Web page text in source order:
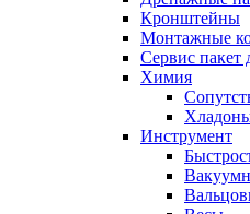
Кронштейны
Монтажные
Сервис пакет
Химия
Инструмент